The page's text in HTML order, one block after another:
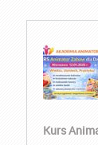
Kurs